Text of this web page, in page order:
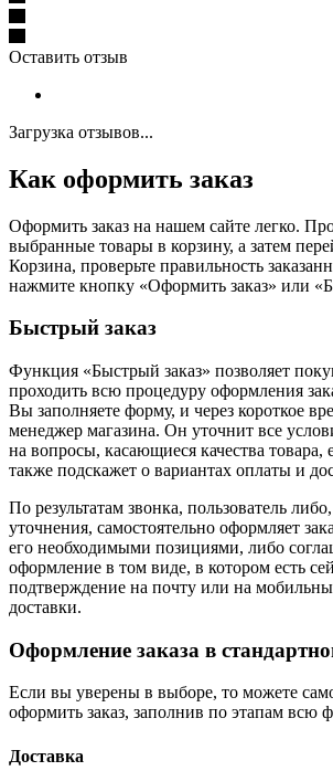
Оставить отзыв
Загрузка отзывов...
Как оформить заказ
Оформить заказ на нашем сайте легко.
выбранные товары в корзину, а затем
Корзина, проверьте правильность
нажмите кнопку «Оформить заказ» или
Быстрый заказ
Функция «Быстрый заказ» позволяет
проходить всю процедуру оформления
Вы заполняете форму, и через короткое
менеджер магазина. Он уточнит все
на вопросы, касающиеся качества товара,
также подскажет о вариантах оплаты и
По результатам звонка, пользователь
уточнения, самостоятельно оформляет
его необходимыми позициями, либо
оформление в том виде, в котором есть
подтверждение на почту или на
доставки.
Оформление заказа в
Если вы уверены в выборе, то можете
оформить заказ, заполнив по этапам всю
Доставка